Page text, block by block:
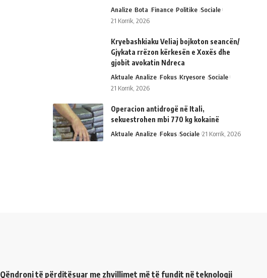
Analize Bota Finance Politike Sociale
21 Korrik, 2026
Kryebashkiaku Veliaj bojkoton seancën/
Gjykata rrëzon kërkesën e Xoxës dhe
gjobit avokatin Ndreca
Aktuale Analize Fokus Kryesore Sociale
21 Korrik, 2026
Operacion antidrogë në Itali,
sekuestrohen mbi 770 kg kokainë
Aktuale Analize Fokus Sociale 21 Korrik, 2026
të përditësuar me zhvillimet më të fundit në teknologji